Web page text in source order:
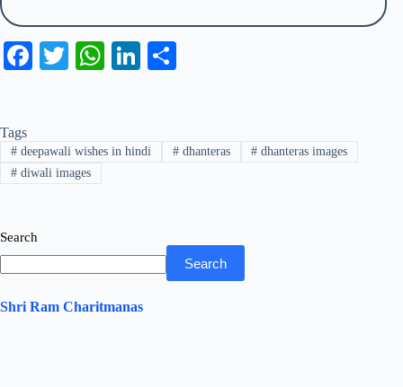
Fa
ok
T
r
W
A
pp
Li
In
Tags
#deepawali wishes in hindi #dhanteras # dhanteras images
#diwali images
Search
Search
Shri Ram Charitmanas